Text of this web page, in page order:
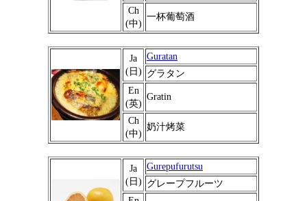
Ch
(中)
一杯葡萄酒
Ja
(日)
Guratan
グラタン
En
(英)
Gratin
Ch
(中)
奶汁烤菜
Ja
(日)
Gurepufurutsu
グレープフルーツ